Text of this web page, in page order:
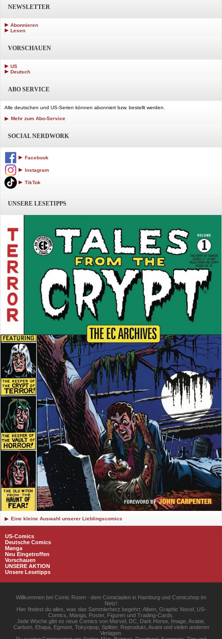
NEWSLETTER
Abonnieren
Lesen
VORSCHAUEN
US
Deutsch
ABO SERVICE
Alle deutschen und US-Serien können abonniert bzw. bestellt werden.
Mehr zum Abo-Service
SOCIAL NERDWORK
Facebook
Instagram
TikTok
UNSERE LESETIPPS
Eine kleine Auswahl unserer Lieblingscomics
US-Comics
Deutsche Comics
Manga
Neu Eingetroffen
Vorschauen
UNSERE AKTION
Unsere Lesetipps
Willkommen bei Comic Room - dem Comicladen in Hamburg und Comicshop im
Netz!
Hier findest du alles, was das Sammlerherz begehrt: Alben, Graphic Novel, US-
Comics, Manga, Poster, Figuren und Trading-Cards.
Jede Woche gibt es neue Comics von Marvel, DC, Dark Horse, Image, Avatar,
Carlsen, Ehapa, Egmont, Tokyopop, Splitter, Reprodukt, Avant und vielen anderen
Verlagen.